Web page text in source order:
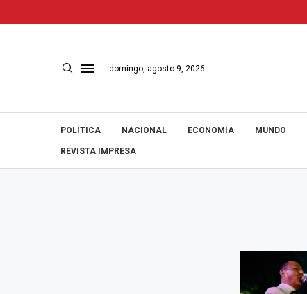
domingo, agosto 9, 2026
POLÍTICA NACIONAL ECONOMÍA MUNDO
REVISTA IMPRESA